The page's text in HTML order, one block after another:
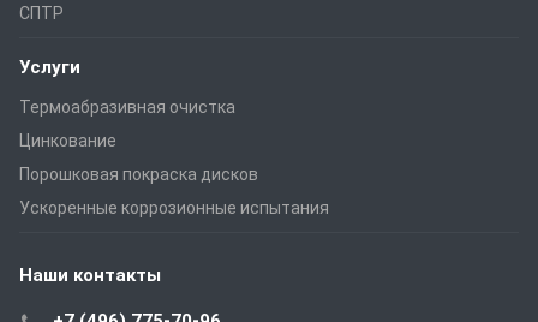
СПТР
Услуги
Термоабразивная очистка
Цинкование
Порошковая покраска дисков
Ускоренные коррозионные испытания
Наши контакты